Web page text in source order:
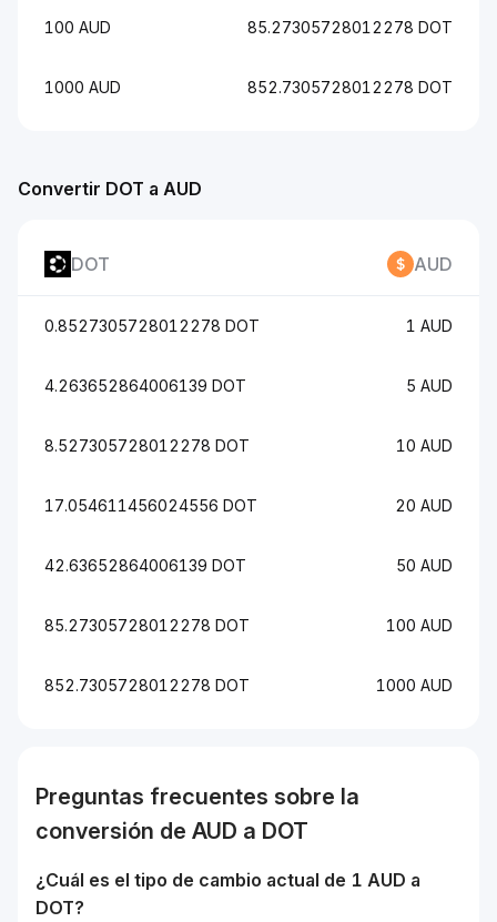
Convertir DOT a AUD
DOT AUD
0.8527305728012278 DOT 1 AUD
4.263652864006139 DOT 5 AUD
8.527305728012278 DOT 10 AUD
17.054611456024556 DOT 20 AUD
42.63652864006139 DOT 50 AUD
85.27305728012278 DOT 100 AUD
852.7305728012278 DOT 1000 AUD
100 AUD 85.27305728012278 DOT
1000 AUD 852.7305728012278 DOT
Preguntas frecuentes sobre la
conversión de AUD a DOT
¿Cuál es el tipo de cambio actual de 1 AUD a
DOT?